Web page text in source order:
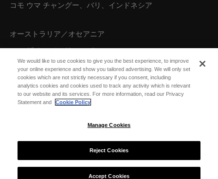
コモ ウマ チャングー、バリ、インドネシア
オーストラリア／オセアニア
北米
コモ パロット ケイ、タークス カイコス諸島
We would like to use cookies to give you the best experience, to improve
your online experience and show you tailored advertising. We will only set
cookies which are not strictly necessary if you consent, including
analytics cookies and cookies used to track any activity which is relevant
to our website and its services. For more information, read our Privacy
Statement and
Cookie Policy
Manage Cookies
Reject Cookies
Accept Cookies